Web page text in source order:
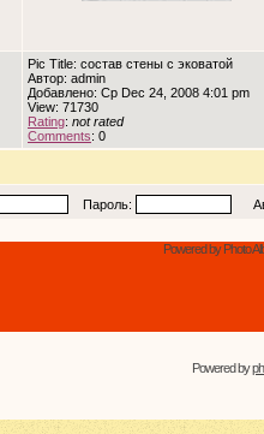
Pic Title: состав стены с эковатой
Автор: admin
Добавлено: Ср Dec 24, 2008 4:01 pm
View: 71730
Rating: not rated
Comments: 0
Пароль:
Powered by Photo
Powered by